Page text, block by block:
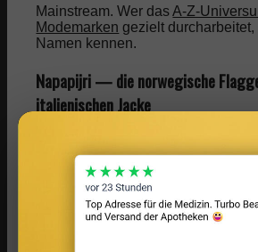
Mainstream. Wer dasA-Z-
Modemarken gezielt
Namen kennen.
Napapijri — die norwegische
italienischen Jacke
ÄHNLICHES